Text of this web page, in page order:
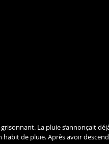
La pluie s’annonçait
habit de pluie. Après avoir